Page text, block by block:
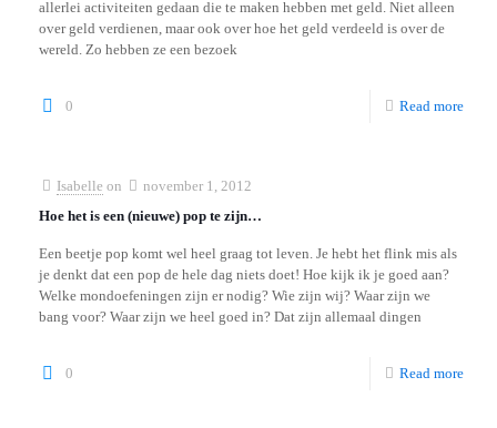
allerlei activiteiten gedaan die te maken hebben met geld. Niet alleen
over geld verdienen, maar ook over hoe het geld verdeeld is over de
wereld. Zo hebben ze een bezoek
0 Read more
Isabelle on
november 1, 2012
Hoe het is een (nieuwe) pop te zijn…
Een beetje pop komt wel heel graag tot leven. Je hebt het flink mis als
je denkt dat een pop de hele dag niets doet! Hoe kijk ik je goed aan?
Welke mondoefeningen zijn er nodig? Wie zijn wij? Waar zijn we
bang voor? Waar zijn we heel goed in? Dat zijn allemaal dingen
0 Read more